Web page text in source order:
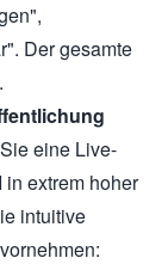
Der gesamte
eine Live-
extrem hoher
intuitive